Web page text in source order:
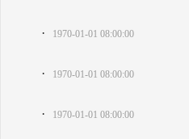
· 1970-01-01 08:00:00
· 1970-01-01 08:00:00
· 1970-01-01 08:00:00